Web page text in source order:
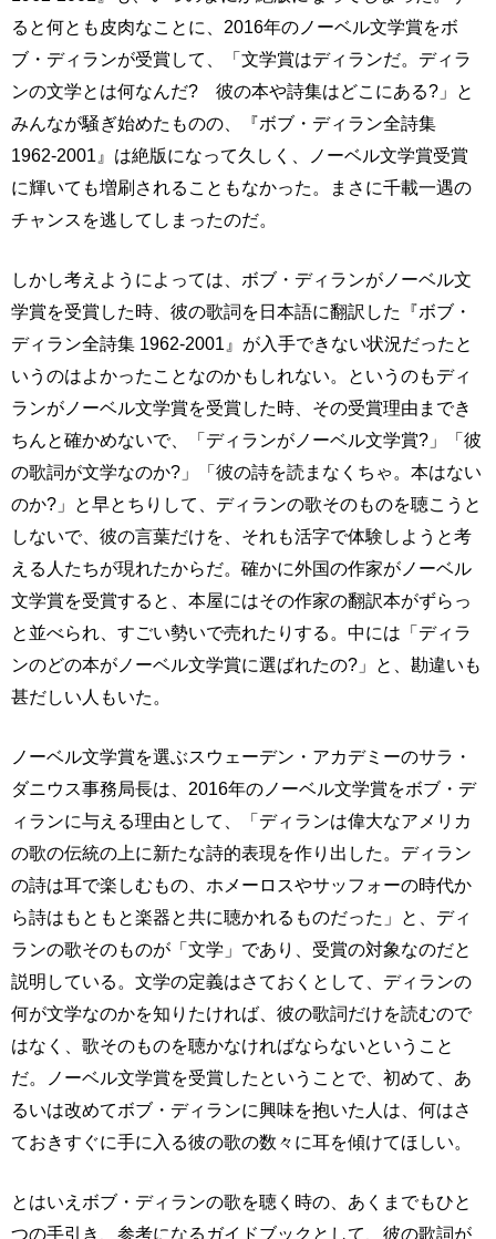
ると何とも皮肉なことに、2016年のノーベル文学賞をボ
ブ・ディランが受賞して、「文学賞はディランだ。ディラ
ンの文学とは何なんだ? 彼の本や詩集はどこにある?」と
みんなが騒ぎ始めたものの、『ボブ・ディラン全詩集
1962-2001』は絶版になって久しく、ノーベル文学賞受賞
に輝いても増刷されることもなかった。まさに千載一遇の
チャンスを逃してしまったのだ。
しかし考えようによっては、ボブ・ディランがノーベル文
学賞を受賞した時、彼の歌詞を日本語に翻訳した『ボブ・
ディラン全詩集 1962-2001』が入手できない状況だったと
いうのはよかったことなのかもしれない。というのもディ
ランがノーベル文学賞を受賞した時、その受賞理由までき
ちんと確かめないで、「ディランがノーベル文学賞?」「彼
の歌詞が文学なのか?」「彼の詩を読まなくちゃ。本はない
のか?」と早とちりして、ディランの歌そのものを聴こうと
しないで、彼の言葉だけを、それも活字で体験しようと考
える人たちが現れたからだ。確かに外国の作家がノーベル
文学賞を受賞すると、本屋にはその作家の翻訳本がずらっ
と並べられ、すごい勢いで売れたりする。中には「ディラ
ンのどの本がノーベル文学賞に選ばれたの?」と、勘違いも
甚だしい人もいた。
ノーベル文学賞を選ぶスウェーデン・アカデミーのサラ・
ダニウス事務局長は、2016年のノーベル文学賞をボブ・デ
ィランに与える理由として、「ディランは偉大なアメリカ
の歌の伝統の上に新たな詩的表現を作り出した。ディラン
の詩は耳で楽しむもの、ホメーロスやサッフォーの時代か
ら詩はもともと楽器と共に聴かれるものだった」と、ディ
ランの歌そのものが「文学」であり、受賞の対象なのだと
説明している。文学の定義はさておくとして、ディランの
何が文学なのかを知りたければ、彼の歌詞だけを読むので
はなく、歌そのものを聴かなければならないということ
だ。ノーベル文学賞を受賞したということで、初めて、あ
るいは改めてボブ・ディランに興味を抱いた人は、何はさ
ておきすぐに手に入る彼の歌の数々に耳を傾けてほしい。
とはいえボブ・ディランの歌を聴く時の、あくまでもひと
つの手引き、参考になるガイドブックとして、彼の歌詞が